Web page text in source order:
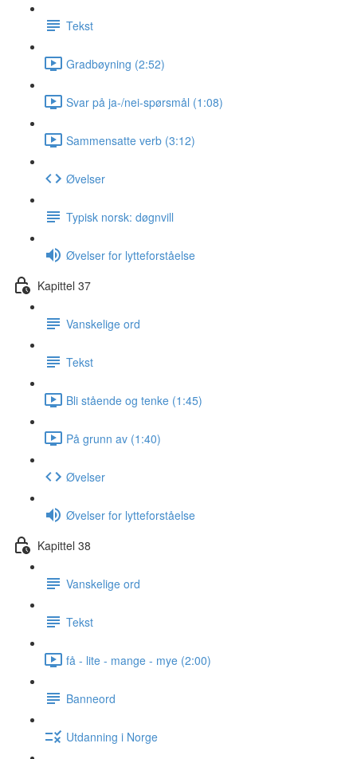
Tekst
Gradbøyning (2:52)
Svar på ja-/nei-spørsmål (1:08)
Sammensatte verb (3:12)
Øvelser
Typisk norsk: døgnvill
Øvelser for lytteforståelse
Kapittel 37
Vanskelige ord
Tekst
Bli stående og tenke (1:45)
På grunn av (1:40)
Øvelser
Øvelser for lytteforståelse
Kapittel 38
Vanskelige ord
Tekst
få - lite - mange - mye (2:00)
Banneord
Utdanning i Norge